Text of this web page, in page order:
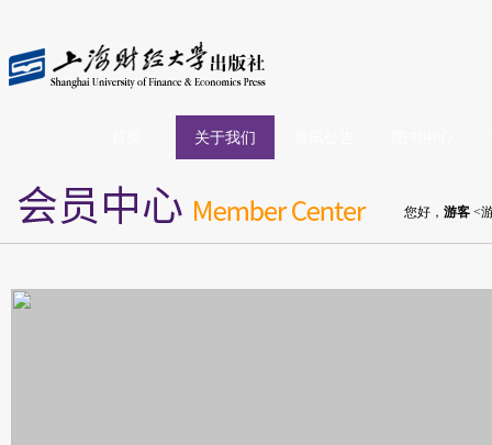
关于我们
您好， 游客 <